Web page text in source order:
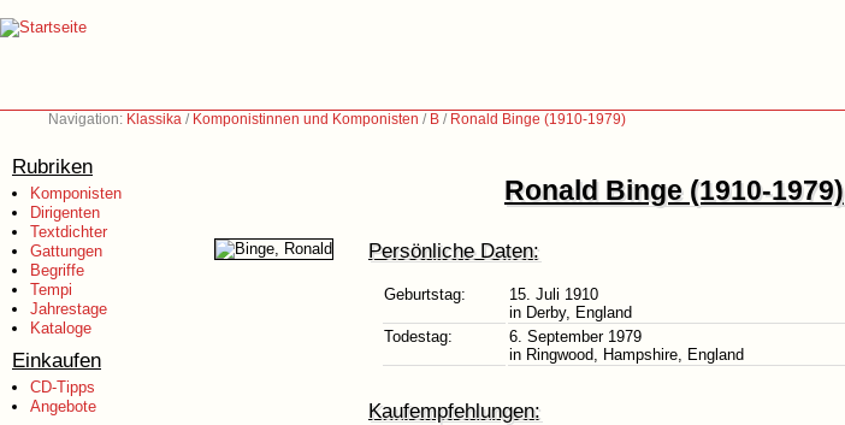
Navigation: Klassika / Komponistinnen und Komponisten / B / Ronald Binge (1910-1979)
Rubriken
Komponisten
Dirigenten
Textdichter
Gattungen
Begriffe
Tempi
Jahrestage
Kataloge
Einkaufen
CD-Tipps
Angebote
Ronald Binge (1910-1979)
Persönliche Daten:
Geburtstag:
15. Juli 1910
in Derby, England
Todestag:
6. September 1979
in Ringwood, Hampshire, England
Kaufempfehlungen: